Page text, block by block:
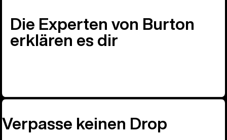
Die Experten von Burton
erklären es dir
Verpasse keinen Drop